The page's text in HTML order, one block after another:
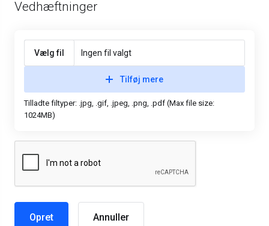
Vedhæftninger
Vælg fil Ingen fil valgt
Tilføj mere
Tilladte filtyper: .jpg, .gif, .jpeg, .png, .pdf (Max file size:
1024MB)
Annuller